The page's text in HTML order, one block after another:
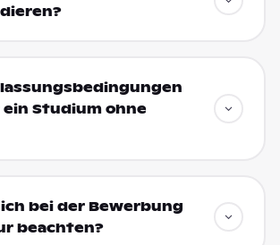
Studium ohne
ich bei der Bewerbung
beachten?